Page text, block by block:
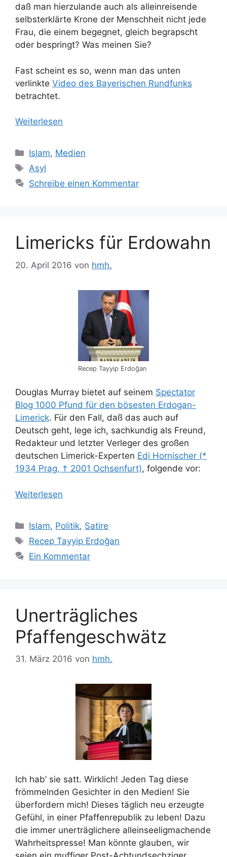
daß man hierzulande auch als alleinreisende
selbsterklärte Krone der Menschheit nicht jede
Frau, die einem begegnet, gleich begrapscht
oder bespringt? Was meinen Sie?
Fast scheint es so, wenn man das unten
verlinkte Video des Bayerischen Rundfunks
betrachtet.
Weiterlesen
Kategorien
Islam, Medien
Schlagwörter
Asyl
Schreibe einen Kommentar
Limericks für Erdowahn
20. April 2016 von hmh.
Recep Tayyip Erdoğan
Douglas Murray bietet auf seinem Spectator
Blog 1000 Pfund für den bösesten Erdogan-
Limerick. Für den Fall, daß das auch auf
Deutsch geht, lege ich, sachkundig als Freund,
Redakteur und letzter Verleger des großen
deutschen Limerick-Experten Edi Hornischer (*
1934 Prag, † 2001 Ochsenfurt), folgende vor:
Weiterlesen
Kategorien
Islam, Politik, Satire
Schlagwörter
Recep Tayyip Erdoğan
Ein Kommentar
Unerträgliches
Pfaffengeschwätz
31. März 2016 von hmh.
Ich hab’ sie satt. Wirklich! Jeden Tag diese
frömmelnden Gesichter in den Medien! Sie
überfordern mich! Dieses täglich neu erzeugte
Gefühl, in einer Pfaffenrepublik zu leben! Dazu
die immer unerträglichere alleinseeligmachende
Wahrheitspresse! Man könnte glauben, wir